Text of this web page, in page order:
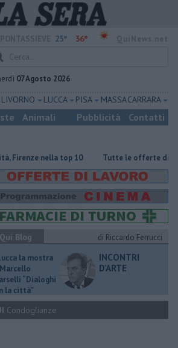
25° 36°
07 Agosto 2026
LIVORNO LUCCA PISA MASSA CARRARA
Animali Pubblicità Contatti
nella top 10 ​Tutte le offerte di lavoro in
Qui Blog
di Riccardo Ferrucci
la mostra
“Dialoghi
la città"
INCONTRI
D'ARTE
Condoglianze